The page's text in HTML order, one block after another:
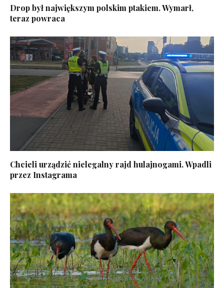
Drop był największym polskim ptakiem. Wymarł,
teraz powraca
Chcieli urządzić nielegalny rajd hulajnogami. Wpadli
przez Instagrama